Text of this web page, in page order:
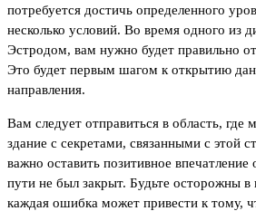
потребуется достичь определенного
несколько условий. Во время одного из
Эстродом, вам нужно будет правильно
Это будет первым шагом к открытию
направления.
Вам следует отправиться в область,
здание с секретами, связанными с этой
важно оставить позитивное
пути не был закрыт. Будьте осторожны в
каждая ошибка может привести к тому,